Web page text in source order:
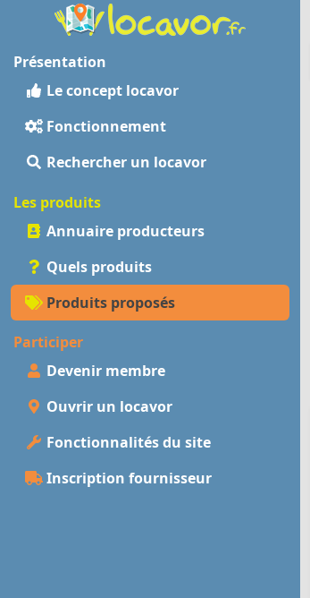
Présentation
Le concept locavor
Fonctionnement
Rechercher un locavor
Les produits
Annuaire producteurs
Quels produits
Produits proposés
Participer
Devenir membre
Ouvrir un locavor
Fonctionnalités du site
Inscription fournisseur